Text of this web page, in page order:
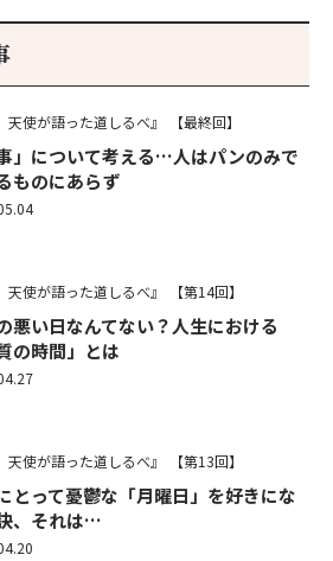
使が語った道しるべ』 【最終回】
事」について考える…人はパンのみで
ものにあらず
使が語った道しるべ』 【第14回】
悪い日なんてない？人生における
の時間」とは
使が語った道しるべ』 【第13回】
とって憂鬱な「月曜日」を好きにな
、それは…